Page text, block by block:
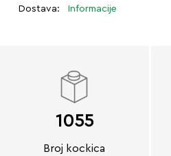
Dostava: Informacije
1055
Broj kockica